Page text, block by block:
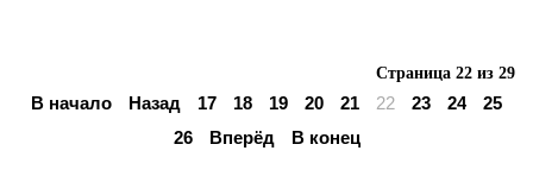
Страница 22 из 29
В начало Назад 17 18 19 20 21 22 23 24
25
26
Вперёд В конец